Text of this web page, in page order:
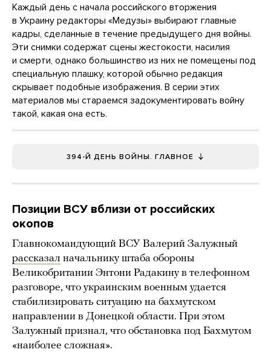
Каждый день с начала российского вторжения
в Украину редакторы «Медузы» выбирают главные
кадры, сделанные в течение предыдущего дня войны.
Эти снимки содержат сцены жестокости, насилия
и смерти, однако большинство из них не помещены под
специальную плашку, которой обычно редакция
скрывает подобные изображения. В серии этих
материалов мы стараемся задокументировать войну
такой, какая она есть.
394-Й ДЕНЬ ВОЙНЫ. ГЛАВНОЕ
Позиции ВСУ вблизи от российских
окопов
Главнокомандующий ВСУ Валерий Залужный
рассказал начальнику штаба обороны
Великобритании Энтони Радакину в телефонном
разговоре, что украинским военным удается
стабилизировать ситуацию на бахмутском
направлении в Донецкой области. При этом
Залужный признал, что обстановка под Бахмутом
«наиболее сложная».